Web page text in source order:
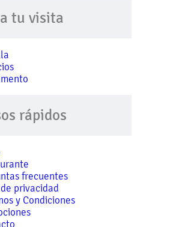
tu visita
rápidos
frecuentes
privacidad
y Condiciones